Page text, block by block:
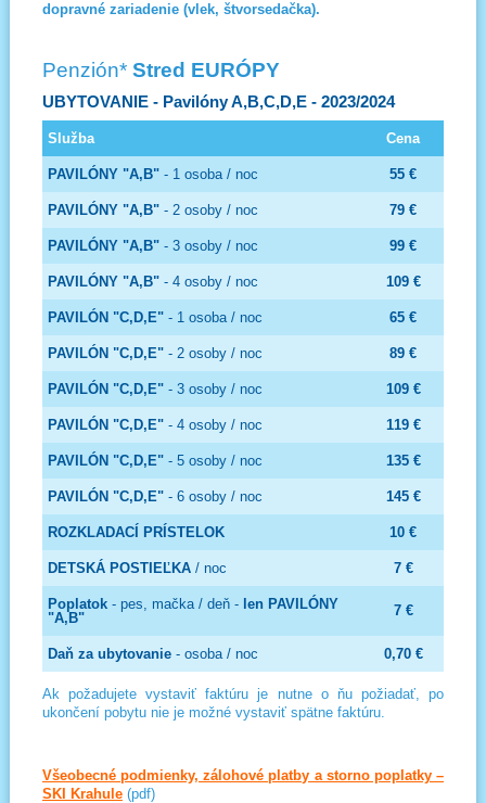
dopravné zariadenie (vlek, štvorsedačka).
Penzión* Stred EURÓPY
UBYTOVANIE- Pavilóny A,B,C,D,E - 2023/2024
Služba Cena
PAVILÓNY "A,B"- 1 osoba / noc 55 €
PAVILÓNY "A,B"- 2 osoby / noc 79 €
PAVILÓNY "A,B"- 3 osoby / noc 99 €
PAVILÓNY "A,B"- 4 osoby / noc 109 €
PAVILÓN "C,D,E"- 1 osoba / noc 65 €
PAVILÓN "C,D,E"- 2 osoby / noc 89 €
PAVILÓN "C,D,E"- 3 osoby / noc 109 €
PAVILÓN "C,D,E"- 4 osoby / noc 119 €
PAVILÓN "C,D,E"- 5 osoby / noc 135 €
PAVILÓN "C,D,E"- 6 osoby / noc 145 €
ROZKLADACÍ PRÍSTELOK 10 €
DETSKÁ POSTIEĽKA/ noc 7 €
Poplatok- pes, mačka / deň - len PAVILÓNY
"A,B"
7 €
Daň za ubytovanie- osoba / noc 0,70 €
Ak požadujete vystaviť faktúru je nutne o ňu požiadať, po
ukončení pobytu nie je možné vystaviť spätne faktúru.
Všeobecné podmienky, zálohové platby a storno poplatky –
SKI Krahule(pdf)